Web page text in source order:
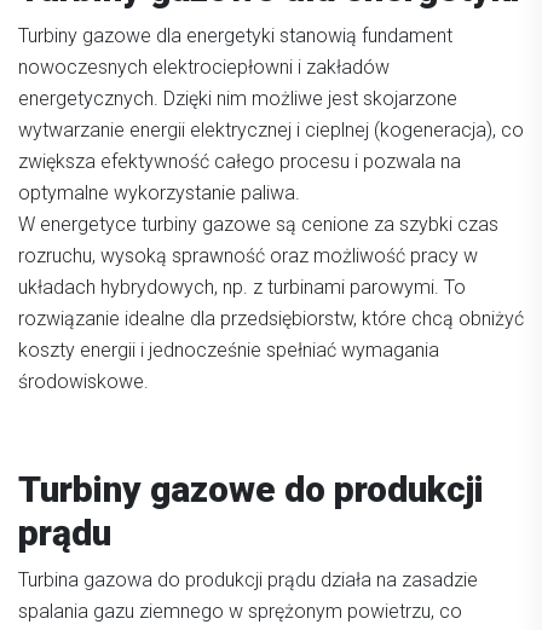
Turbiny gazowe dla energetyki stanowią fundament
nowoczesnych elektrociepłowni i zakładów
energetycznych. Dzięki nim możliwe jest skojarzone
wytwarzanie energii elektrycznej i cieplnej (kogeneracja), co
zwiększa efektywność całego procesu i pozwala na
optymalne wykorzystanie paliwa.
W energetyce turbiny gazowe są cenione za szybki czas
rozruchu, wysoką sprawność oraz możliwość pracy w
układach hybrydowych, np. z turbinami parowymi. To
rozwiązanie idealne dla przedsiębiorstw, które chcą obniżyć
koszty energii i jednocześnie spełniać wymagania
środowiskowe.
Turbiny gazowe do produkcji
prądu
Turbina gazowa do produkcji prądu działa na zasadzie
spalania gazu ziemnego w sprężonym powietrzu, co